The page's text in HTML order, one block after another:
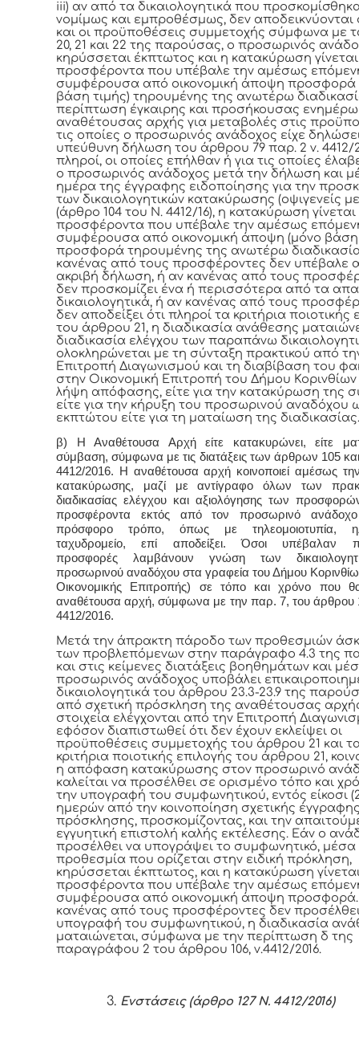
iii) αν από τα δικαιολογητικά που
νομίμως και εμπροθέσμως, δεν αποδεικνύονται
και οι προϋποθέσεις συμμετοχής σύμφωνα με
20, 21 και 22 της παρούσας, ο προσωρινός
κηρύσσεται έκπτωτος και η κατακύρωση
προσφέροντα που υπέβαλε την αμέσως
συμφέρουσα από οικονομική άποψη προσφορά
βάση τιμής) τηρουμένης της ανωτέρω
περίπτωση έγκαιρης και προσήκουσας
αναθέτουσας αρχής για μεταβολές στις
τις οποίες ο προσωρινός ανάδοχος είχε
υπεύθυνη δήλωση του άρθρου 79 παρ. 2 ν. 4412/
πληροί, οι οποίες επήλθαν ή για τις οποίες
ο προσωρινός ανάδοχος μετά την δήλωση και
ημέρα της έγγραφης ειδοποίησης για την
των δικαιολογητικών κατακύρωσης (οψιγενείς
(άρθρο 104 του Ν. 4412/16), η κατακύρωση
προσφέροντα που υπέβαλε την αμέσως
συμφέρουσα από οικονομική άποψη (μόνο βάση
προσφορά τηρουμένης της ανωτέρω
κανένας από τους προσφέροντες δεν υπέβαλε
ακριβή δήλωση, ή αν κανένας από τους
δεν προσκομίζει ένα ή περισσότερα από τα
δικαιολογητικά, ή αν κανένας από τους
δεν αποδείξει ότι πληροί τα κριτήρια ποιοτικής
του άρθρου 21, η διαδικασία ανάθεσης
διαδικασία ελέγχου των παραπάνω
ολοκληρώνεται με τη σύνταξη πρακτικού από
Επιτροπή Διαγωνισμού και τη διαβίβαση του
στην Οικονομική Επιτροπή του Δήμου Κορινθίων
λήψη απόφασης, είτε για την κατακύρωση της
είτε για την κήρυξη του προσωρινού αναδόχου
εκπτώτου είτε για τη ματαίωση της διαδικασίας.
β) Η Αναθέτουσα Αρχή είτε κατακυρώνει, είτε
σύμβαση, σύμφωνα με τις διατάξεις των άρθρων 105
4412/2016. Η αναθέτουσα αρχή κοινοποιεί αμέσως
κατακύρωσης, μαζί με αντίγραφο όλων των
διαδικασίας ελέγχου και αξιολόγησης των
προσφέροντα εκτός από τον προσωρινό
πρόσφορο τρόπο, όπως με τηλεομοιοτυπία,
ταχυδρομείο, επί αποδείξει. Όσοι υπέβαλαν
προσφορές λαμβάνουν γνώση των
προσωρινού αναδόχου στα γραφεία του Δήμου
Οικονομικής Επιτροπής) σε τόπο και χρόνο που
αναθέτουσα αρχή, σύμφωνα με την παρ. 7, του άρθρου
4412/2016.
Μετά την άπρακτη πάροδο των προθεσμιών
των προβλεπόμενων στην παράγραφο 4.3 της
και στις κείμενες διατάξεις βοηθημάτων και
προσωρινός ανάδοχος υποβάλει
δικαιολογητικά του άρθρου 23.3-23.9 της
από σχετική πρόσκληση της αναθέτουσας
στοιχεία ελέγχονται από την Επιτροπή
εφόσον διαπιστωθεί ότι δεν έχουν εκλείψει οι
προϋποθέσεις συμμετοχής του άρθρου 21 και
κριτήρια ποιοτικής επιλογής του άρθρου 21,
η απόφαση κατακύρωσης στον προσωρινό
καλείται να προσέλθει σε ορισμένο τόπο και
την υπογραφή του συμφωνητικού, εντός είκοσι
ημερών από την κοινοποίηση σχετικής έγγραφης
πρόσκλησης, προσκομίζοντας, και την
εγγυητική επιστολή καλής εκτέλεσης. Εάν ο
προσέλθει να υπογράψει το συμφωνητικό, μέσα
προθεσμία που ορίζεται στην ειδική πρόκληση,
κηρύσσεται έκπτωτος, και η κατακύρωση
προσφέροντα που υπέβαλε την αμέσως
συμφέρουσα από οικονομική άποψη προσφορά.
κανένας από τους προσφέροντες δεν προσέλθει
υπογραφή του συμφωνητικού, η διαδικασία
ματαιώνεται, σύμφωνα με την περίπτωση δ της
παραγράφου 2 του άρθρου 106, ν.4412/2016.
Ενστάσεις (άρθρο 127 Ν. 4412/2016)